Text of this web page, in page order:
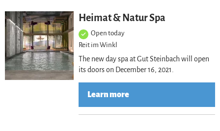
Heimat & Natur Spa
Open today
Reit im Winkl
The new day spa at Gut Steinbach will open
its doors on December 16, 2021.
Learn more